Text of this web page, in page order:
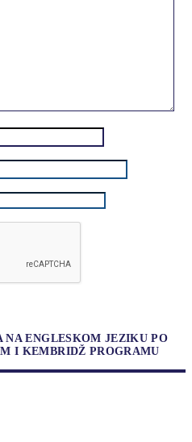
NA ENGLESKOM JEZIKU PO
I KEMBRIDŽ PROGRAMU